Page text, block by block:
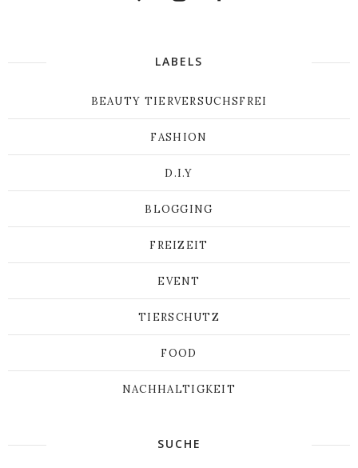
LABELS
BEAUTY TIERVERSUCHSFREI
FASHION
D.I.Y
BLOGGING
FREIZEIT
EVENT
TIERSCHUTZ
FOOD
NACHHALTIGKEIT
SUCHE